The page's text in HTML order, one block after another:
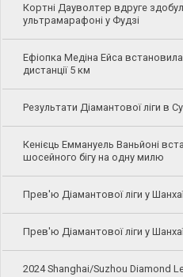
Кортні Дауволтер вдруге
ультрамарафоні у Фудзі
Ефіопка Медіна Ейса
дистанції 5 км
Результати Діамантової ліги в
Кенієць Еммануель Ваньйоні
шосейного бігу на одну милю
Прев'ю Діамантової ліги у
Прев'ю Діамантової ліги у
2024 Shanghai/Suzhou Diamond